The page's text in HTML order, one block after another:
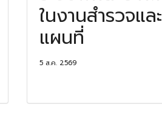
ในงานสำรวจและ
แผนที่
5 ส.ค. 2569